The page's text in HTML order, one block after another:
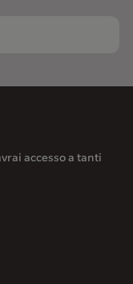
accesso a tanti